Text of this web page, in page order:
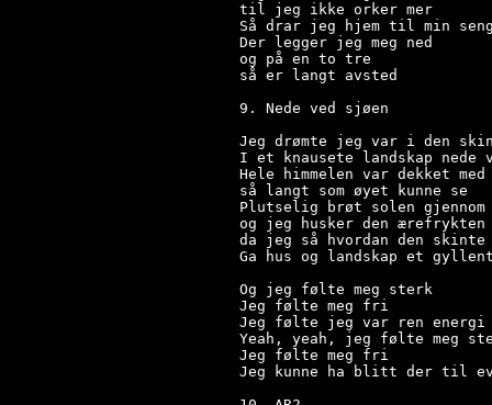
til jeg ikke orker mer
Så drar jeg hjem til min
Der legger jeg meg ned
og på en to tre
så er langt avsted
9. Nede ved sjøen
Jeg drømte jeg var i den
I et knausete landskap nede
Hele himmelen var dekket
så langt som øyet kunne se
Plutselig brøt solen gjennom
og jeg husker den
da jeg så hvordan den skinte
Ga hus og landskap et
Og jeg følte meg sterk
Jeg følte meg fri
Jeg følte jeg var ren energi
Yeah, yeah, jeg følte meg
Jeg følte meg fri
Jeg kunne ha blitt der til